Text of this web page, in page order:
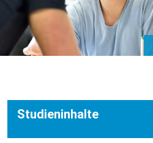
Studieninhalte